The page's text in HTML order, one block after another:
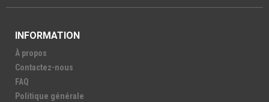
INFORMATION
À propos
Contactez-nous
FAQ
Politique générale